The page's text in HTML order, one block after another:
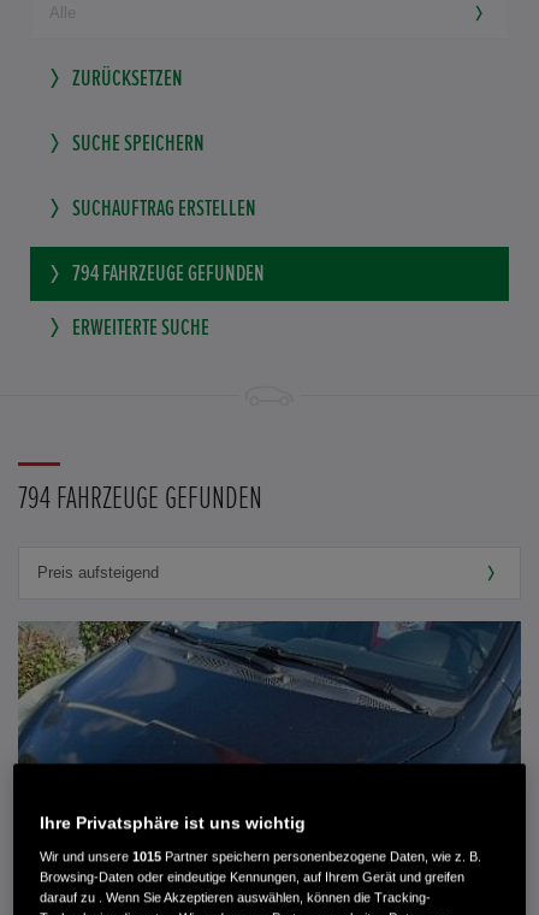
ZURÜCKSETZEN
SUCHE SPEICHERN
SUCHAUFTRAG ERSTELLEN
794 FAHRZEUGE GEFUNDEN
ERWEITERTE SUCHE
794 FAHRZEUGE GEFUNDEN
Ihre Privatsphäre ist uns wichtig
Wir und unsere1015 Partner speichern personenbezogene Daten, wie z. B.
Browsing-Daten oder eindeutige Kennungen, auf Ihrem Gerät und greifen
darauf zu . Wenn Sie Akzeptieren auswählen, können die Tracking-